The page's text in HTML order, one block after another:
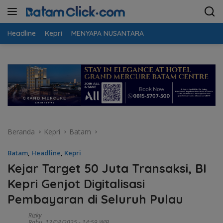
Headline Kepri MENYAPA NUSANTARA
Beranda Kepri Batam
Batam, Headline, Kepri
Kejar Target 50 Juta Transaksi, BI
Kepri Genjot Digitalisasi
Pembayaran di Seluruh Pulau
Rizky